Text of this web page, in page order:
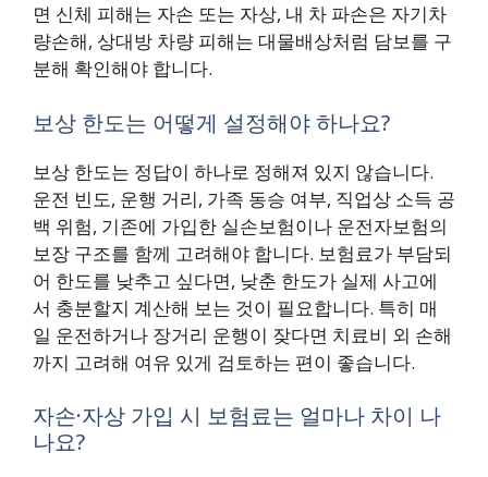
면 신체 피해는 자손 또는 자상, 내 차 파손은 자기차
량손해, 상대방 차량 피해는 대물배상처럼 담보를 구
분해 확인해야 합니다.
보상 한도는 어떻게 설정해야 하나요?
보상 한도는 정답이 하나로 정해져 있지 않습니다.
운전 빈도, 운행 거리, 가족 동승 여부, 직업상 소득 공
백 위험, 기존에 가입한 실손보험이나 운전자보험의
보장 구조를 함께 고려해야 합니다. 보험료가 부담되
어 한도를 낮추고 싶다면, 낮춘 한도가 실제 사고에
서 충분할지 계산해 보는 것이 필요합니다. 특히 매
일 운전하거나 장거리 운행이 잦다면 치료비 외 손해
까지 고려해 여유 있게 검토하는 편이 좋습니다.
자손·자상 가입 시 보험료는 얼마나 차이 나
나요?